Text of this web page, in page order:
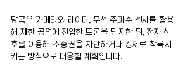
당국은 카메라와 레이더, 무선 주파수 센서를 활용
해 제한 공역에 진입한 드론을 탐지한 뒤, 전자 신
호를 이용해 조종권을 차단하거나 강제로 착륙시
키는 방식으로 대응할 계획입니다.